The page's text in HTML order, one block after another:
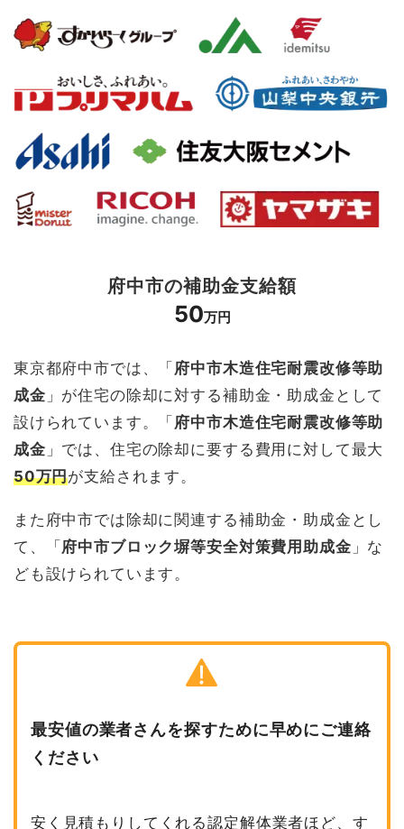
府中市の補助金支給額
50万円
東京都府中市では、「 府中市木造住宅耐震改修等助
成金 」が住宅の除却に対する補助金・助成金として
設けられています。「 府中市木造住宅耐震改修等助
成金 」では、住宅の除却に要する費用に対して最大
50万円が支給されます。
また府中市では除却に関連する補助金・助成金とし
て、「 府中市ブロック塀等安全対策費用助成金 」な
ども設けられています。
最安値の業者さんを探すために早めにご連絡
ください
安く見積もりしてくれる認定解体業者ほど、す